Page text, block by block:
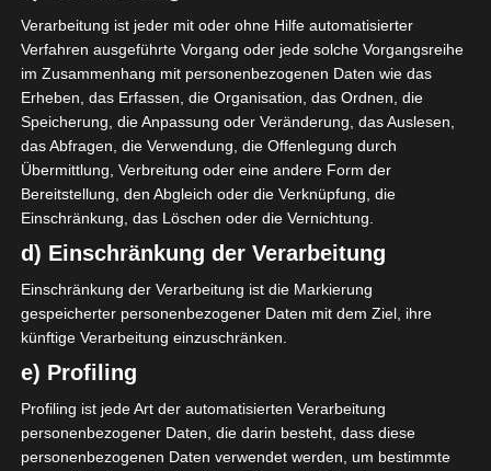
verwendeten Begrifflichkeiten erläutern.
Wir verwenden in dieser Datenschutzerklärung unter
anderem die folgenden Begriffe:
a) personenbezogene Daten
Personenbezogene Daten sind alle Informationen, die
sich auf eine identifizierte oder identifizierbare
natürliche Person (im Folgenden "betroffene Person")
beziehen. Als identifizierbar wird eine natürliche
Person angesehen, die direkt oder indirekt,
insbesondere mittels Zuordnung zu einer Kennung
wie einem Namen, zu einer Kennnummer, zu
Standortdaten, zu einer Online-Kennung oder zu
einem oder mehreren besonderen Merkmalen, die
Ausdruck der physischen, physiologischen,
genetischen, psychischen, wirtschaftlichen, kulturellen
oder sozialen Identität dieser natürlichen Person sind,
Verarbeitung ist jeder mit oder ohne Hilfe automatisierter
Verfahren ausgeführte Vorgang oder jede solche Vorgangsreihe
im Zusammenhang mit personenbezogenen Daten wie das
Erheben, das Erfassen, die Organisation, das Ordnen, die
Speicherung, die Anpassung oder Veränderung, das Auslesen,
das Abfragen, die Verwendung, die Offenlegung durch
Übermittlung, Verbreitung oder eine andere Form der
Bereitstellung, den Abgleich oder die Verknüpfung, die
Einschränkung, das Löschen oder die Vernichtung.
d) Einschränkung der Verarbeitung
Einschränkung der Verarbeitung ist die Markierung
gespeicherter personenbezogener Daten mit dem Ziel, ihre
künftige Verarbeitung einzuschränken.
e) Profiling
Profiling ist jede Art der automatisierten Verarbeitung
personenbezogener Daten, die darin besteht, dass diese
personenbezogenen Daten verwendet werden, um bestimmte